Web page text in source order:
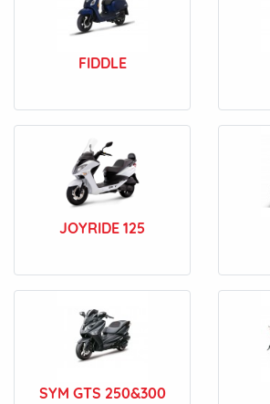
FIDDLE
JOYRIDE 125
SYM GTS 250&300